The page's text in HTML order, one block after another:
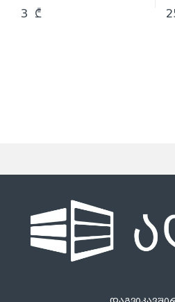
3 ₾